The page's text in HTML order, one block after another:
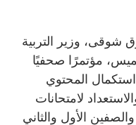
شوقى، وزير التربية
مؤتمرًا صحفيًا
المحتوي
لامتحانات
الأول والثاني